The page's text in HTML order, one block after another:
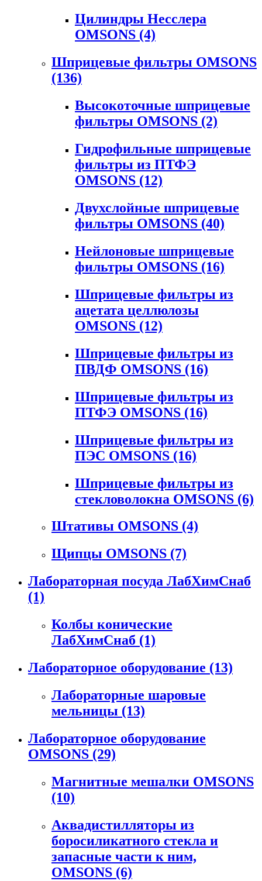
Цилиндры Несслера
OMSONS (4)
Шприцевые фильтры OMSONS
(136)
Высокоточные шприцевые
фильтры OMSONS (2)
Гидрофильные шприцевые
фильтры из ПТФЭ
OMSONS (12)
Двухслойные шприцевые
фильтры OMSONS (40)
Нейлоновые шприцевые
фильтры OMSONS (16)
Шприцевые фильтры из
ацетата целлюлозы
OMSONS (12)
Шприцевые фильтры из
ПВДФ OMSONS (16)
Шприцевые фильтры из
ПТФЭ OMSONS (16)
Шприцевые фильтры из
ПЭС OMSONS (16)
Шприцевые фильтры из
стекловолокна OMSONS (6)
Штативы OMSONS (4)
Щипцы OMSONS (7)
Лабораторная посуда ЛабХимСнаб
(1)
Колбы конические
ЛабХимСнаб (1)
Лабораторное оборудование (13)
Лабораторные шаровые
мельницы (13)
Лабораторное оборудование
OMSONS (29)
Магнитные мешалки OMSONS
(10)
Аквадистилляторы из
боросиликатного стекла и
запасные части к ним,
OMSONS (6)